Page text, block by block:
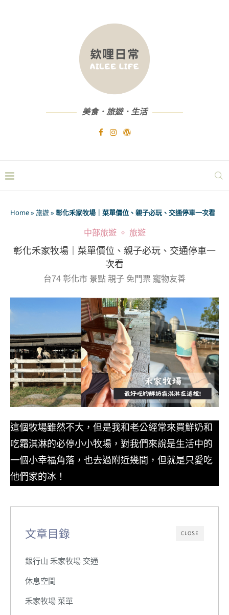
美食．旅遊．生活
Home» 旅遊» 彰化禾家牧場｜菜單價位、親子必玩、交通停車一次看
中部旅遊 旅遊
彰化禾家牧場｜菜單價位、親子必玩、交通停車一
次看
台74 彰化市 景點 親子 免門票 寵物友善
這個牧場雖然不大，但是我和老公經常來買鮮奶和
吃霜淇淋的必停小小牧場，對我們來說是生活中的
一個小幸福角落，也去過附近幾間，但就是只愛吃
他們家的冰！
CLOSE
文章目錄
銀行山 禾家牧場 交通
休息空間
禾家牧場 菜單